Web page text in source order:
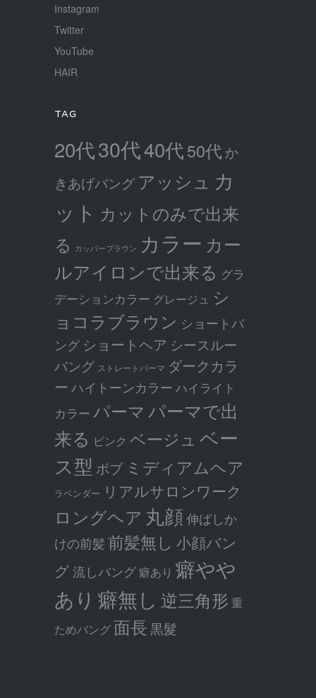
Instagram
Twitter
YouTube
HAIR
TAG
20代30代40代50代 か
きあげバング アッシュ カ
ット カットのみで出来
る カッパーブラウン カラー カー
ルアイロンで出来る グラ
デーションカラー グレージュ シ
ョコラブラウン ショートバ
ング ショートヘア シースルー
バング ストレートパーマ ダークカラ
ー ハイトーンカラー ハイライト
カラー パーマ パーマで出
来る ピンク ベージュ ベー
ス型 ボブ ミディアムヘア
ラベンダー リアルサロンワーク
ロングヘア 丸顔伸ばしか
けの前髪前髪無し 小顔バン
グ流しバング癖あり 癖やや
あり 癖無し 逆三角形 重
ためバング 面長黒髮